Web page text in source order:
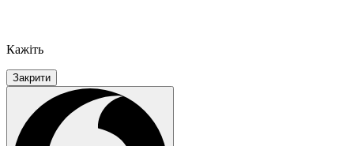
Кажіть
Закрити